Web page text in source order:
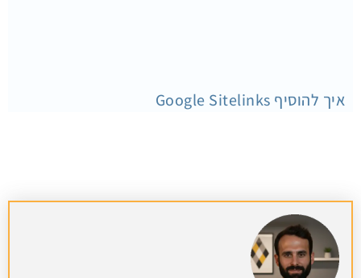
איך להוסיף Google Sitelinks